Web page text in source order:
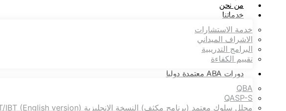
من نحن
خدماتنا
خدمة الاستشارات
الاشراف الميداني
البرامج التدريبية
تقييم الكفاءة
دورات ABA معتمدة دوليا
QBA
QASP-S
محلل سلوك معتمد (برنامج مكثف) النسخة الانجليزية ABAT/IBT (English version)